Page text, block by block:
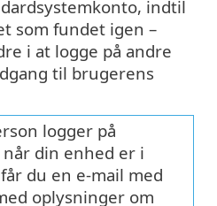
indtil
som fundet igen –
i at logge på andre
til brugerens
logger på
din enhed er i
du en e-mail med
oplysninger om